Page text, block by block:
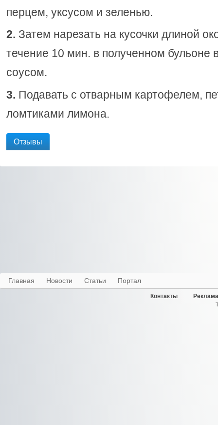
перцем, уксусом и зеленью.
2. Затем нарезать на кусочки длиной
течение 10 мин. в полученном бульоне
соусом.
3. Подавать с отварным картофелем,
ломтиками лимона.
Отзывы
Главная Новости Статьи Портал
Контакты